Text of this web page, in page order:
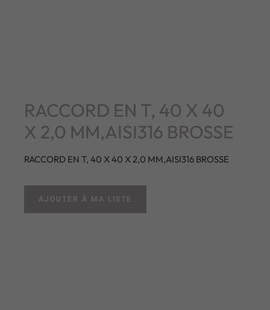
RACCORD EN T, 40 X 40
X 2,0 MM,AISI316 BROSSE
RACCORD EN T, 40 X 40 X 2,0 MM,AISI316 BROSSE
AJOUTER À MA LISTE